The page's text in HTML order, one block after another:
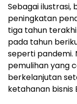
Sebagai ilustrasi,
peningkatan
tiga tahun
pada tahun
seperti pandemi.
pemulihan yang
berkelanjutan
ketahanan bisnis